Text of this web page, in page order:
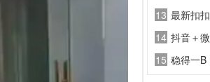
13 最新扣
14 抖音＋
15 稳得一B